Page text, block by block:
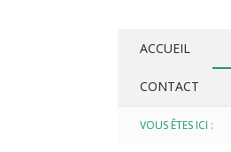
ACCUEIL
CONTACT
VOUS ÊTES ICI :